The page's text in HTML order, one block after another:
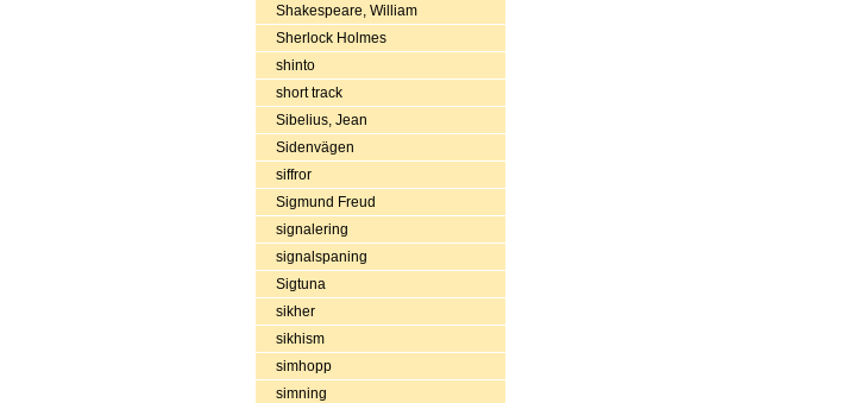
Shakespeare, William
Sherlock Holmes
shinto
short track
Sibelius, Jean
Sidenvägen
siffror
Sigmund Freud
signalering
signalspaning
Sigtuna
sikher
sikhism
simhopp
simning